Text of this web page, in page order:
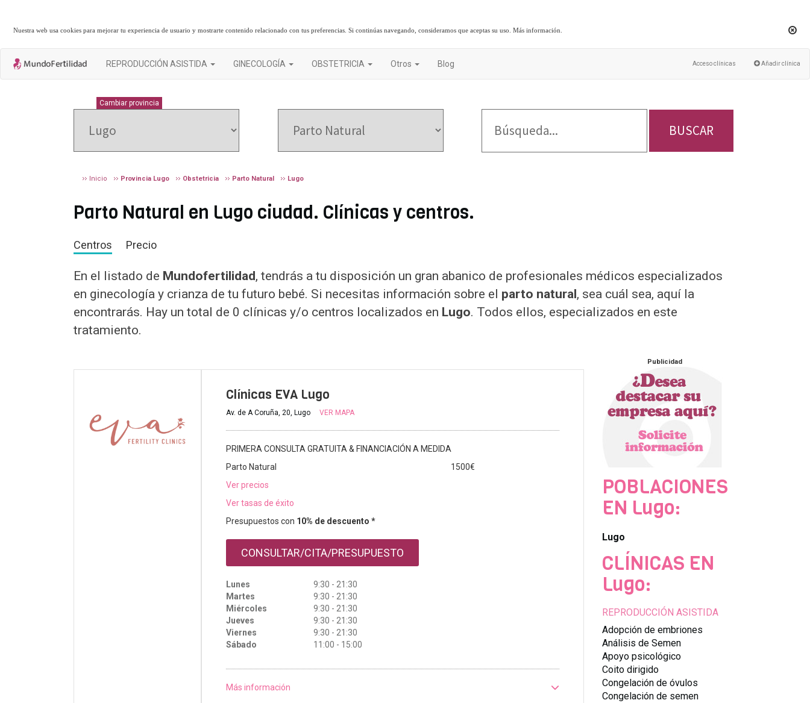
Nuestra web usa cookies para mejorar tu experiencia de usuario y mostrarte contenido relacionado con tus preferencias. Si continúas navegando, consideramos que aceptas su uso.Más información
REPRODUCCIÓN ASISTIDA GINECOLOGÍA OBSTETRICIA Otros Blog Acceso clínicas Añadir clínica
Cambiar provincia
BUSCAR
Inicio Provincia Lugo Obstetricia Parto Natural Lugo
Parto Natural en Lugo ciudad. Clínicas y centros.
Centros Precio
En el listado de Mundofertilidad, tendrás a tu disposición un gran abanico de profesionales médicos especializados
en ginecología y crianza de tu futuro bebé. Si necesitas información sobre el parto natural, sea cuál sea, aquí la
encontrarás. Hay un total de 0 clínicas y/o centros localizados en Lugo. Todos ellos, especializados en este
tratamiento.
Clínicas EVA Lugo
Av. de A Coruña, 20, Lugo VER MAPA
PRIMERA CONSULTA GRATUITA & FINANCIACIÓN A MEDIDA
Parto Natural
1500€
Ver precios
Ver tasas de éxito
Presupuestos con 10% de descuento *
CONSULTAR/CITA/PRESUPUESTO
Lunes
9:30 - 21:30
Martes
9:30 - 21:30
Miércoles
9:30 - 21:30
Jueves
9:30 - 21:30
Viernes
9:30 - 21:30
Sábado
11:00 - 15:00
Más información
Publicidad
POBLACIONES
EN Lugo:
Lugo
CLÍNICAS EN
Lugo:
REPRODUCCIÓN ASISTIDA
Adopción de embriones
Análisis de Semen
Apoyo psicológico
Coito dirigido
Congelación de óvulos
Congelación de semen